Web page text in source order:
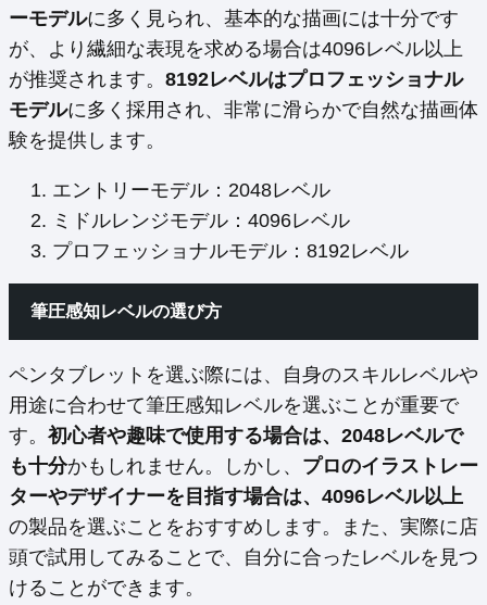
ーモデルに多く見られ、基本的な描画には十分です
が、より繊細な表現を求める場合は4096レベル以上
が推奨されます。 8192レベルはプロフェッショナル
モデルに多く採用され、非常に滑らかで自然な描画体
験を提供します。
エントリーモデル：2048レベル
ミドルレンジモデル：4096レベル
プロフェッショナルモデル：8192レベル
筆圧感知レベルの選び方
ペンタブレットを選ぶ際には、自身のスキルレベルや
用途に合わせて筆圧感知レベルを選ぶことが重要で
す。 初心者や趣味で使用する場合は、2048レベルで
も十分かもしれません。しかし、 プロのイラストレー
ターやデザイナーを目指す場合は、4096レベル以上
の製品を選ぶことをおすすめします。また、実際に店
頭で試用してみることで、自分に合ったレベルを見つ
けることができます。